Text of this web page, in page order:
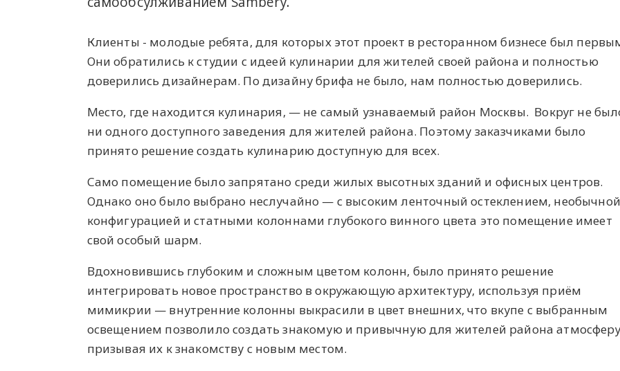
Клиенты - молодые ребята, для которых этот проект в ресторанном бизнесе был
Они обратились к студии с идеей кулинарии для жителей своей района и полностью
доверились дизайнерам. По дизайну брифа не было, нам полностью доверились.
Место, где находится кулинария, — не самый узнаваемый район Москвы. Вокруг не
ни одного доступного заведения для жителей района. Поэтому заказчиками было
принято решение создать кулинарию доступную для всех.
Само помещение было запрятано среди жилых высотных зданий и офисных центров.
Однако оно было выбрано неслучайно — с высоким ленточный остеклением, необычной
конфигурацией и статными колоннами глубокого винного цвета это помещение имеет
свой особый шарм.
Вдохновившись глубоким и сложным цветом колонн, было принято решение
интегрировать новое пространство в окружающую архитектуру, используя приём
мимикрии — внутренние колонны выкрасили в цвет внешних, что вкупе с выбранным
освещением позволило создать знакомую и привычную для жителей района
призывая их к знакомству с новым местом.